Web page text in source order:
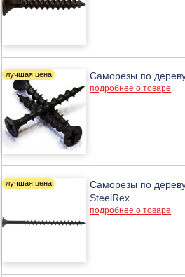
Саморезы по
подробнее о товаре
Саморезы по
SteelRex
подробнее о товаре